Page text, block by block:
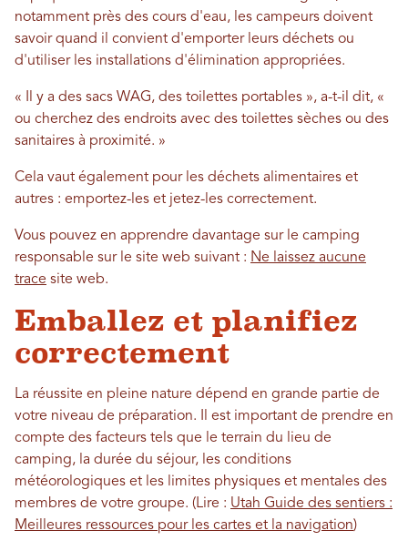
notamment près des cours d'eau, les campeurs doivent
savoir quand il convient d'emporter leurs déchets ou
d'utiliser les installations d'élimination appropriées.
« Il y a des sacs WAG, des toilettes portables », a-t-il dit, «
ou cherchez des endroits avec des toilettes sèches ou des
sanitaires à proximité. »
Cela vaut également pour les déchets alimentaires et
autres : emportez-les et jetez-les correctement.
Vous pouvez en apprendre davantage sur le camping
responsable sur le site web suivant : Ne laissez aucune
trace site web.
Emballez et planifiez
correctement
La réussite en pleine nature dépend en grande partie de
votre niveau de préparation. Il est important de prendre en
compte des facteurs tels que le terrain du lieu de
camping, la durée du séjour, les conditions
météorologiques et les limites physiques et mentales des
membres de votre groupe. (Lire : Utah Guide des sentiers :
Meilleures ressources pour les cartes et la navigation)